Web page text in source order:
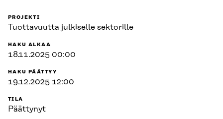
PROJEKTI
Tuottavuutta julkiselle sektorille
HAKU ALKAA
18.11.2025 00:00
HAKU PÄÄTTYY
19.12.2025 12:00
TILA
Päättynyt